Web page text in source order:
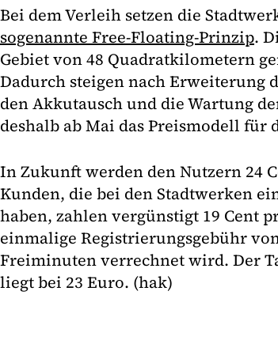
Bei dem Verleih setzen die
sogenannte Free-Floating-Prinzip.
Gebiet von 48 Quadratkilometern
Dadurch steigen nach Erweiterung
den Akkutausch und die Wartung
deshalb ab Mai das Preismodell für
In Zukunft werden den Nutzern 24
Kunden, die bei den Stadtwerken
haben, zahlen vergünstigt 19 Cent
einmalige Registrierungsgebühr
Freiminuten verrechnet wird. Der
liegt bei 23 Euro. (hak)